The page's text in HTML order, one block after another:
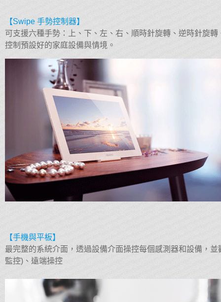
【Swipe 手勢控制器】
可支援六種手勢：上、下、左、右、順時針旋轉、逆時針旋
控制預設好的家庭設備與情境。
【手機與平板】
最完整的系統介面，透過設備介面操控每個感測器和設備，
監控)、遠端操控